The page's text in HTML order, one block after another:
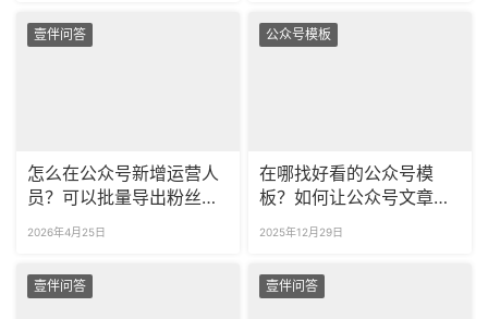
壹伴问答
怎么在公众号新增运营人
员？可以批量导出粉丝留
2026年4月25日
公众号模板
在哪找好看的公众号模
板？如何让公众号文章自
2025年12月29日
壹伴问答 壹伴问答